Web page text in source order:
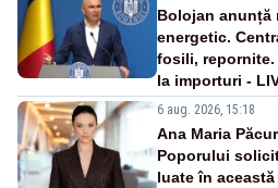
Bolojan anunță
energetic.
fosili, repornite.
la importuri -
6 aug. 2026, 15:18
Ana Maria
Poporului
luate în